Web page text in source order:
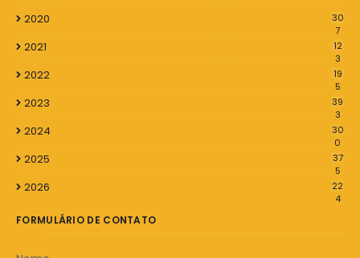
2020
30
7
2021
12
3
2022
19
5
2023
39
3
2024
30
0
2025
37
5
2026
22
4
FORMULÁRIO DE CONTATO